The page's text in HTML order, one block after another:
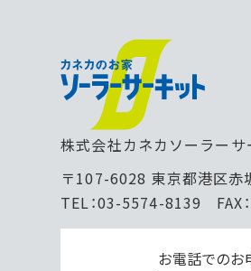
株式会社カネカソーラーサ
〒107-6028 東京都港区
TEL：03-5574-8139 FAX
お電話でのお